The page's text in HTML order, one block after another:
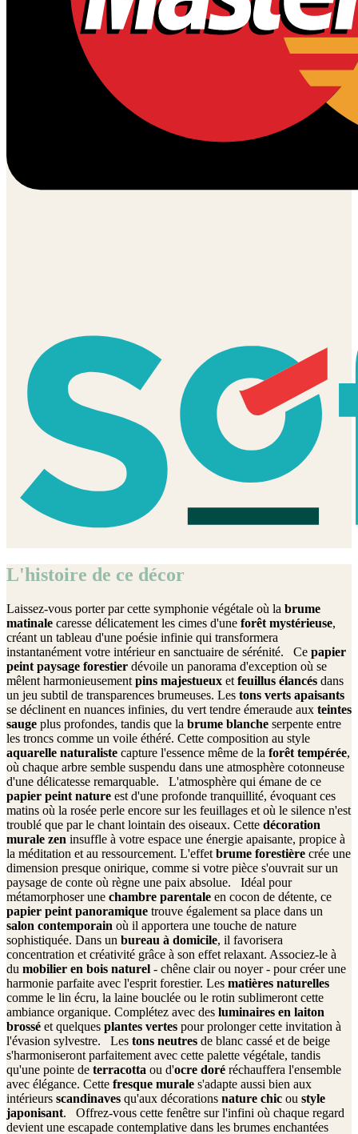
L'histoire de ce décor
Laissez-vous porter par cette symphonie végétale où la brume
matinale caresse délicatement les cimes d'une forêt mystérieuse,
créant un tableau d'une poésie infinie qui transformera
instantanément votre intérieur en sanctuaire de sérénité. Ce papier
peint paysage forestier dévoile un panorama d'exception où se
mêlent harmonieusement pins majestueux et feuillus élancés dans
un jeu subtil de transparences brumeuses. Les tons verts apaisants
se déclinent en nuances infinies, du vert tendre émeraude aux teintes
sauge plus profondes, tandis que la brume blanche serpente entre
les troncs comme un voile éthéré. Cette composition au style
aquarelle naturaliste capture l'essence même de la forêt tempérée,
où chaque arbre semble suspendu dans une atmosphère cotonneuse
d'une délicatesse remarquable. L'atmosphère qui émane de ce
papier peint nature est d'une profonde tranquillité, évoquant ces
matins où la rosée perle encore sur les feuillages et où le silence n'est
troublé que par le chant lointain des oiseaux. Cette décoration
murale zen insuffle à votre espace une énergie apaisante, propice à
la méditation et au ressourcement. L'effet brume forestière crée une
dimension presque onirique, comme si votre pièce s'ouvrait sur un
paysage de conte où règne une paix absolue. Idéal pour
métamorphoser une chambre parentale en cocon de détente, ce
papier peint panoramique trouve également sa place dans un
salon contemporain où il apportera une touche de nature
sophistiquée. Dans un bureau à domicile, il favorisera
concentration et créativité grâce à son effet relaxant. Associez-le à
du mobilier en bois naturel - chêne clair ou noyer - pour créer une
harmonie parfaite avec l'esprit forestier. Les matières naturelles
comme le lin écru, la laine bouclée ou le rotin sublime­ront cette
ambiance organique. Complétez avec des luminaires en laiton
brossé et quelques plantes vertes pour prolonger cette invitation à
l'évasion sylvestre. Les tons neutres de blanc cassé et de beige
s'harmoniseront parfaitement avec cette palette végétale, tandis
qu'une pointe de terracotta ou d'ocre doré réchauffera l'ensemble
avec élégance. Cette fresque murale s'adapte aussi bien aux
intérieurs scandinaves qu'aux décorations nature chic ou style
japonisant. Offrez-vous cette fenêtre sur l'infini où chaque regard
devient une escapade contemplative dans les brumes enchantées